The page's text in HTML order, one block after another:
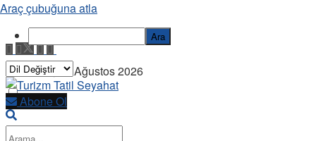
Pazartesi, 10 Ağustos 2026
Abone Ol
Araç çubuğuna atla
Ara